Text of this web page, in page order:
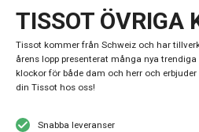
TISSOT ÖVRIGA
Tissot kommer från Schweiz och har
årens lopp presenterat många nya
klockor för både dam och herr och
din Tissot hos oss!
Snabba leveranser